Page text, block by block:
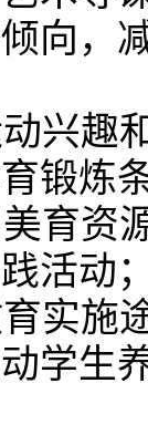
向，
动兴
锻炼
美育
活动
育实
学生